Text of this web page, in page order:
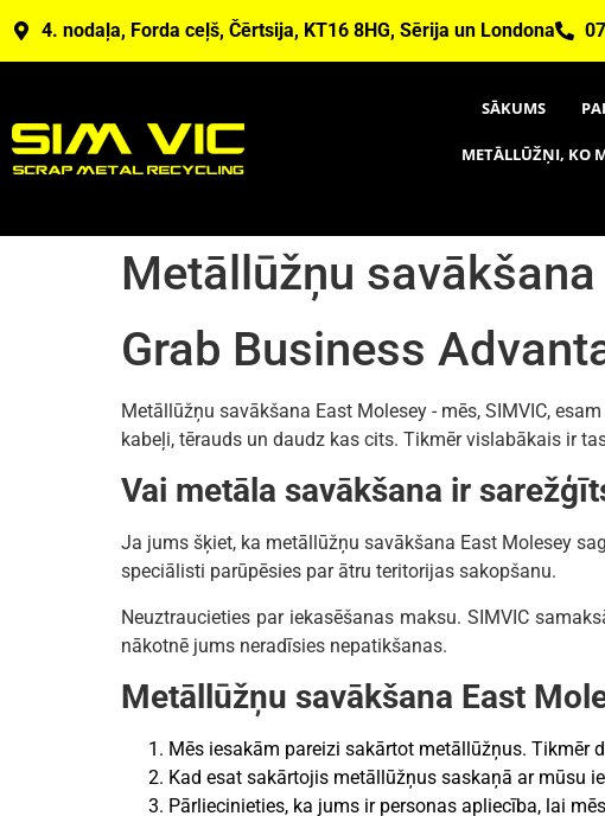
4. nodaļa, Forda ceļš, Čērtsija, KT16 8HG, Sērija un Londona
SĀKUMS
METĀLLŪŽŅI, KO
Metāllūžņu
Grab Business
Metāllūžņu savākšana East Molesey - mēs, SIMVIC,
kabeļi, tērauds un daudz kas cits. Tikmēr vislabākais ir
Vai metāla savākšana ir
Ja jums šķiet, ka metāllūžņu savākšana East Molesey
speciālisti parūpēsies par ātru teritorijas sakopšanu.
Neuztraucieties par iekasēšanas maksu. SIMVIC
nākotnē jums neradīsies nepatikšanas.
Metāllūžņu savākšana East
Mēs iesakām pareizi sakārtot metāllūžņus.
Kad esat sakārtojis metāllūžņus saskaņā ar mūsu
Pārliecinieties, ka jums ir personas apliecība, lai